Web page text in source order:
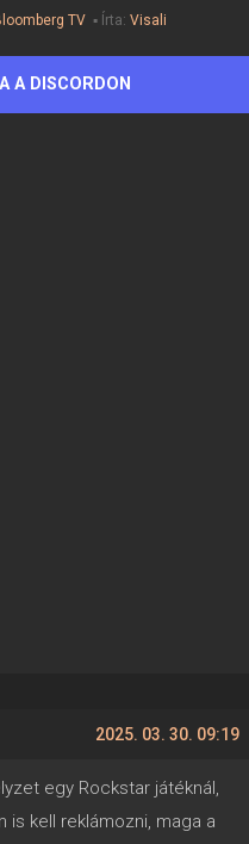
TV ▪ Írta: Visali
A DISCORDON
2025. 03. 30. 09:19
egy Rockstar játéknál,
is kell reklámozni, maga a